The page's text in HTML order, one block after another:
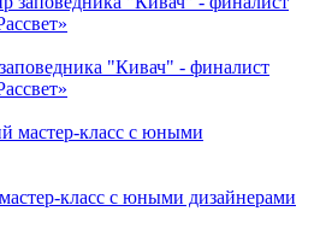
"Кивач" - финалист
класс с юными дизайнерами